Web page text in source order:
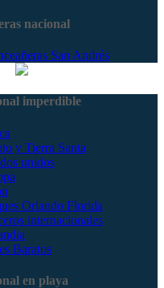
nacional
San Andrés
imperdible
y Tierra Santa
unidos
Orlando Florida
internacionales
Baratos
en playa